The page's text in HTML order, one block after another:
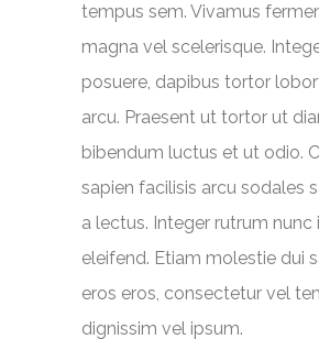
tempus sem. Vivamus
magna vel scelerisque.
posuere, dapibus tortor
arcu. Praesent ut tortor ut
bibendum luctus et ut odio.
sapien facilisis arcu sodales
a lectus. Integer rutrum nunc
eleifend. Etiam molestie dui
eros eros, consectetur vel
dignissim vel ipsum.